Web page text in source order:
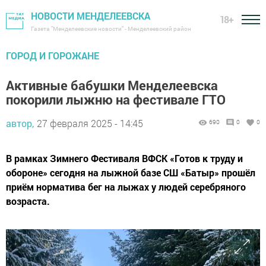
НОВОСТИ МЕНДЕЛЕЕВСКА
Газета "Менделеевские новости" - Менделеевский район
18+
ГОРОД И ГОРОЖАНЕ
Активные бабушки Менделеевска
покорили лыжню на фестивале ГТО
автор, 27 февраля 2025 - 14:45 690 0 0
В рамках Зимнего Фестиваля ВФСК «Готов к труду и
обороне» сегодня на лыжной базе СШ «Батыр» прошёл
приём норматива бег на лыжах у людей серебряного
возраста.